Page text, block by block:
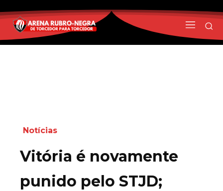
Notícias
Vitória é novamente
punido pelo STJD;